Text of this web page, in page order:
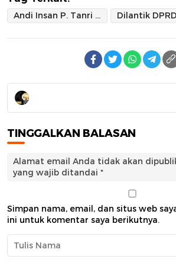
Andi Insan P. Tanri Dipercaya Nasdem Gantikan Muh Yusuf
TINGGALKAN BALASAN
Alamat email Anda tidak akan
yang wajib ditandai *
Simpan nama, email, dan situs web
ini untuk komentar saya berikutnya.